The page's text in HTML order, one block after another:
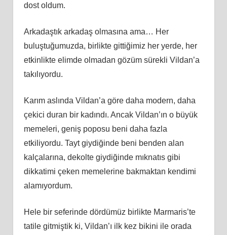
dost oldum.
Arkadaştık arkadaş olmasına ama… Her
buluştuğumuzda, birlikte gittiğimiz her yerde, her
etkinlikte elimde olmadan gözüm sürekli Vildan’a
takılıyordu.
Karım aslında Vildan’a göre daha modern, daha
çekici duran bir kadındı. Ancak Vildan’ın o büyük
memeleri, geniş poposu beni daha fazla
etkiliyordu. Tayt giydiğinde beni benden alan
kalçalarına, dekolte giydiğinde mıknatıs gibi
dikkatimi çeken memelerine bakmaktan kendimi
alamıyordum.
Hele bir seferinde dördümüz birlikte Marmaris’te
tatile gitmiştik ki, Vildan’ı ilk kez bikini ile orada